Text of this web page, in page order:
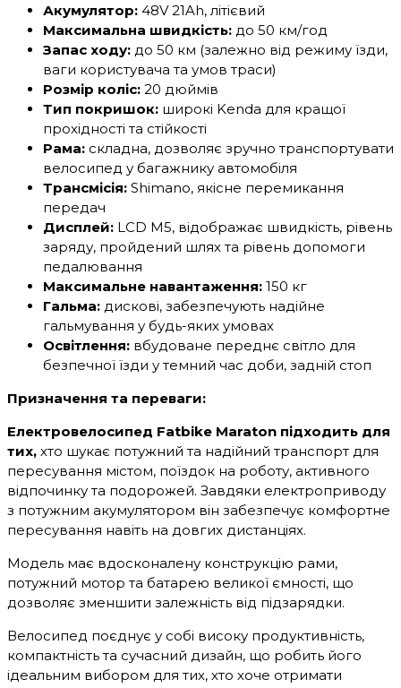
Акумулятор: 48V 21Ah, літієвий
Максимальна швидкість: до 50 км/год
Запас ходу: до 50 км (залежно від режиму їзди,
ваги користувача та умов траси)
Розмір коліс: 20 дюймів
Тип покришок: широкі Kenda для кращої
прохідності та стійкості
Рама: складна, дозволяє зручно транспортувати
велосипед у багажнику автомобіля
Трансмісія: Shimano, якісне перемикання
передач
Дисплей: LCD M5, відображає швидкість, рівень
заряду, пройдений шлях та рівень допомоги
педалювання
Максимальне навантаження: 150 кг
Гальма: дискові, забезпечують надійне
гальмування у будь-яких умовах
Освітлення: вбудоване переднє світло для
безпечної їзди у темний час доби, задній стоп
Призначення та переваги:
Електровелосипед Fatbike Maraton підходить для
тих, хто шукає потужний та надійний транспорт для
пересування містом, поїздок на роботу, активного
відпочинку та подорожей. Завдяки електроприводу
з потужним акумулятором він забезпечує комфортне
пересування навіть на довгих дистанціях.
Модель має вдосконалену конструкцію рами,
потужний мотор та батарею великої ємності, що
дозволяє зменшити залежність від підзарядки.
Велосипед поєднує у собі високу продуктивність,
компактність та сучасний дизайн, що робить його
ідеальним вибором для тих, хто хоче отримати